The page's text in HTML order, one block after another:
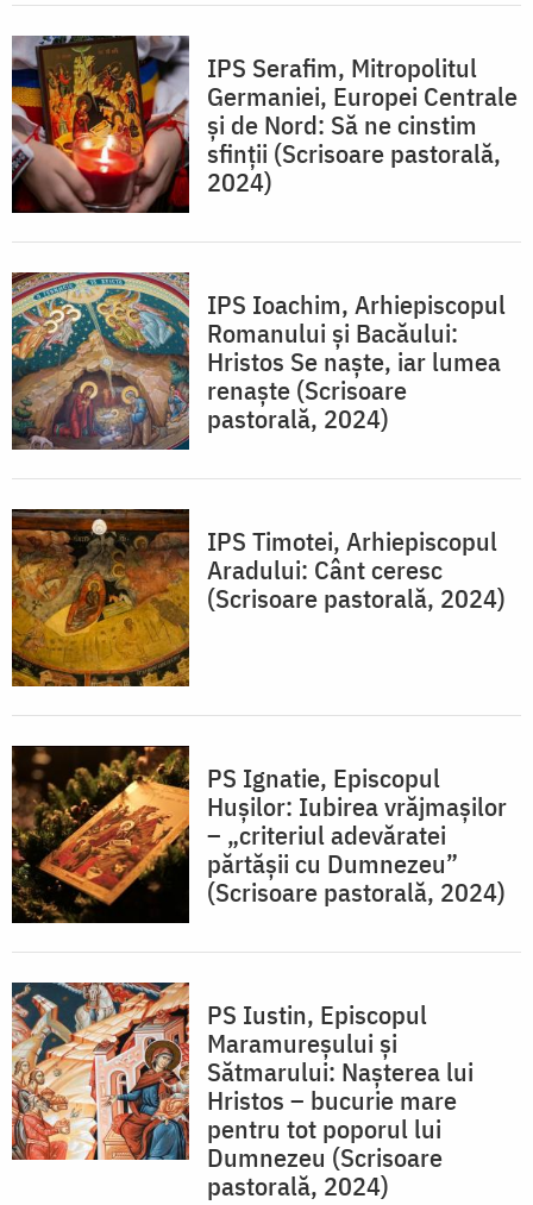
IPS Serafim, Mitropolitul
Germaniei, Europei Centrale
și de Nord: Să ne cinstim
sfinții (Scrisoare pastorală,
2024)
IPS Ioachim, Arhiepiscopul
Romanului și Bacăului:
Hristos Se naște, iar lumea
renaște (Scrisoare
pastorală, 2024)
IPS Timotei, Arhiepiscopul
Aradului: Cânt ceresc
(Scrisoare pastorală, 2024)
PS Ignatie, Episcopul
Hușilor: Iubirea vrăjmașilor
– „criteriul adevăratei
părtășii cu Dumnezeu”
(Scrisoare pastorală, 2024)
PS Iustin, Episcopul
Maramureșului și
Sătmarului: Nașterea lui
Hristos – bucurie mare
pentru tot poporul lui
Dumnezeu (Scrisoare
pastorală, 2024)